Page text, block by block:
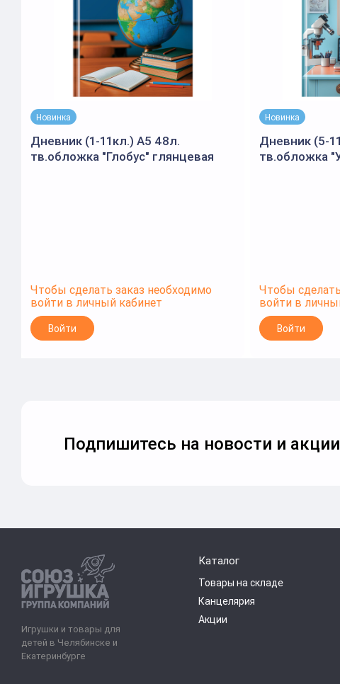
Новинка
Дневник (1-11кл.) А5 48л.
тв.обложка "Глобус" глянцевая
Чтобы сделать заказ необходимо
войти в личный кабинет
Войти
Новинка
Дневник (5-
тв.обложка
Чтобы
войти в
Войти
Подпишитесь на новости и
Игрушки и товары для
детей в Челябинске и
Екатеринбурге
Каталог
Товары на складе
Канцелярия
Акции